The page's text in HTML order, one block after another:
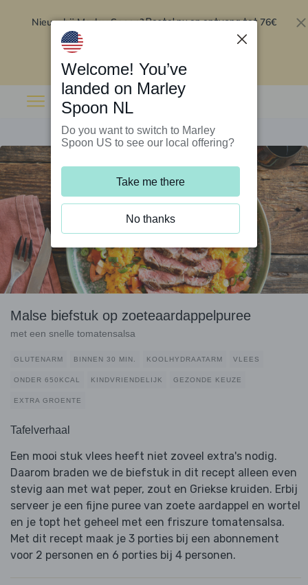
Nieuw bij Marley Spoon?Bestel nu en ontvang tot 76€
Malse biefstuk op zoeteaardappelpuree
met een snelle tomatensalsa
GLUTENARM BINNEN 30 MIN. KOOLHYDRAATARM VLEES
ONDER 650KCAL KINDVRIENDELIJK GEZONDE KEUZE
EXTRA GROENTE
Tafelverhaal
Een mooi stuk vlees heeft niet zoveel extra's nodig.
Daarom braden we de biefstuk in dit recept alleen even
stevig aan met wat peper, zout en Griekse kruiden. Erbij
serveer je een fijne puree van zoete aardappel en wortel
en je topt het geheel met een friszure tomatensalsa.
Met dit recept maak je 3 porties bij een abonnement
voor 2 personen en 6 porties bij 4 personen.
Welcome! You’ve
landed on Marley
Spoon NL
Do you want to switch to Marley
Spoon US to see our local offering?
Take me there
No thanks